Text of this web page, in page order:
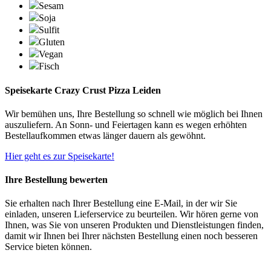
Sesam
Soja
Sulfit
Gluten
Vegan
Fisch
Speisekarte Crazy Crust Pizza Leiden
Wir bemühen uns, Ihre Bestellung so schnell wie möglich bei Ihnen
auszuliefern. An Sonn- und Feiertagen kann es wegen erhöhten
Bestellaufkommen etwas länger dauern als gewöhnt.
Hier geht es zur Speisekarte!
Ihre Bestellung bewerten
Sie erhalten nach Ihrer Bestellung eine E-Mail, in der wir Sie
einladen, unseren Lieferservice zu beurteilen. Wir hören gerne von
Ihnen, was Sie von unseren Produkten und Dienstleistungen finden,
damit wir Ihnen bei Ihrer nächsten Bestellung einen noch besseren
Service bieten können.